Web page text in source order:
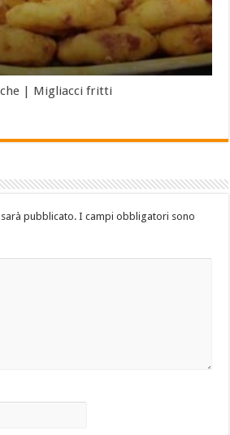
| Migliacci fritti
pubblicato. I campi obbligatori sono